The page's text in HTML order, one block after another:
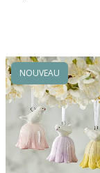
NOUVEAU